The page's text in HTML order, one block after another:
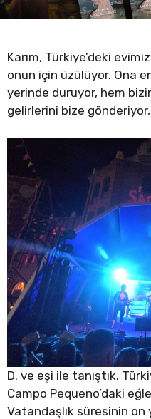
Karım, Türkiye’deki
onun için üzülüyor. Ona
yerinde duruyor, hem
gelirlerini bize
D. ve eşi ile tanıştık.
Campo Pequeno’daki
Vatandaşlık süresinin on